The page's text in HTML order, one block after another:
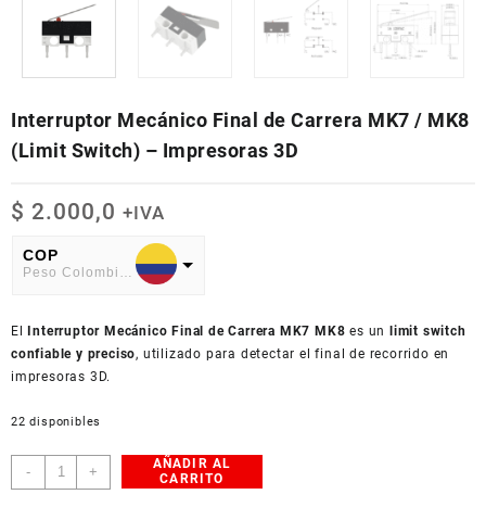
Interruptor Mecánico Final de Carrera MK7 / MK8
(Limit Switch) – Impresoras 3D
$ 2.000,0 +IVA
COP
American Dollar
ElInterruptor Mecánico Final de Carrera MK7 MK8 es unlimit switch
confiable y preciso, utilizado para detectar el final de recorrido en
impresoras 3D.
22 disponibles
-
Interruptor
Mecánico
+
AÑADIR AL
CARRITO